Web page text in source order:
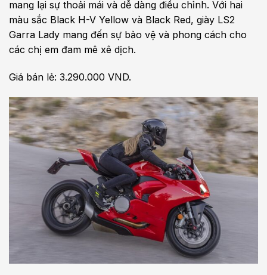
mang lại sự thoải mái và dễ dàng điều chỉnh. Với hai
màu sắc Black H-V Yellow và Black Red, giày LS2
Garra Lady mang đến sự bảo vệ và phong cách cho
các chị em đam mê xê dịch.
Giá bán lẻ: 3.290.000 VND.